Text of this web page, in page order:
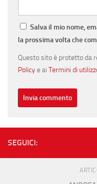
Salva il mio nome,
la prossima volta che
Questo sito è protetto da
Policye ai Termini di
SEGUICI: